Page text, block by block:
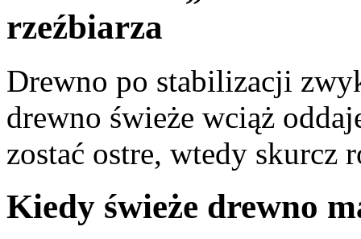
rzeźbiarza
Drewno po stabilizacji
drewno świeże wciąż
zostać ostre, wtedy skurcz
Kiedy świeże drewno